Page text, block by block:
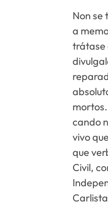
Non se
a
trátase
cando
vivo
que
Civil,